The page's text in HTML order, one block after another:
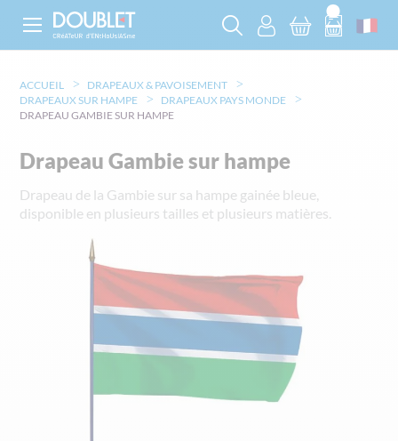
ACCUEIL
DRAPEAUX & PAVOISEMENT
DRAPEAUX SUR HAMPE
DRAPEAUX PAYS MONDE
DRAPEAU GAMBIE SUR HAMPE
Drapeau Gambie sur hampe
Drapeau de la Gambie sur sa hampe gainée bleue,
disponible en plusieurs tailles et plusieurs matières.